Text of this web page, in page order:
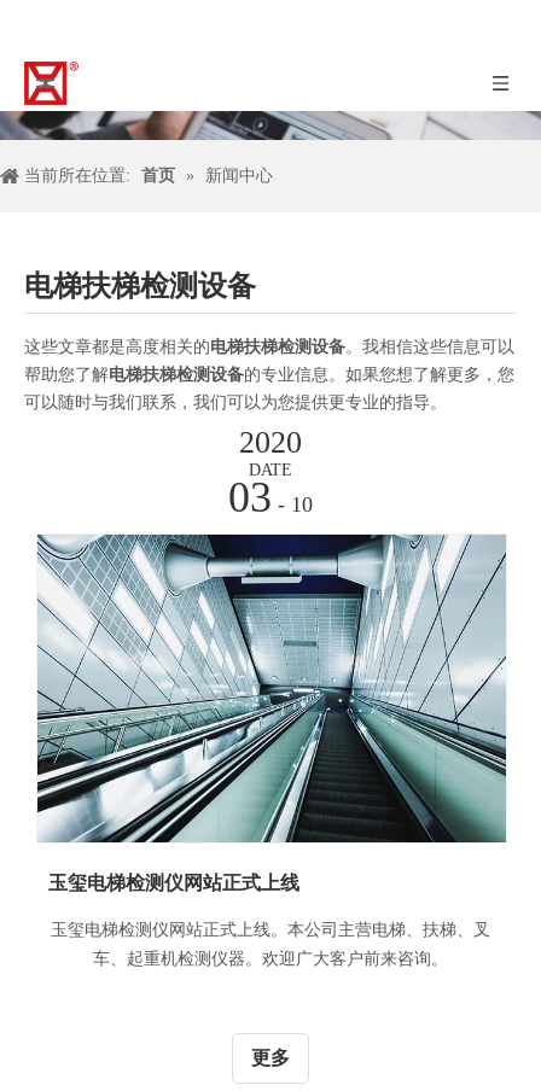
当前所在位置: 首页 » 新闻中心
电梯扶梯检测设备
这些文章都是高度相关的电梯扶梯检测设备。我相信这些信息可以
帮助您了解电梯扶梯检测设备的专业信息。如果您想了解更多，您
可以随时与我们联系，我们可以为您提供更专业的指导。
2020
DATE
03 - 10
玉玺电梯检测仪网站正式上线
玉玺电梯检测仪网站正式上线。本公司主营电梯、扶梯、叉
车、起重机检测仪器。欢迎广大客户前来咨询。
更多